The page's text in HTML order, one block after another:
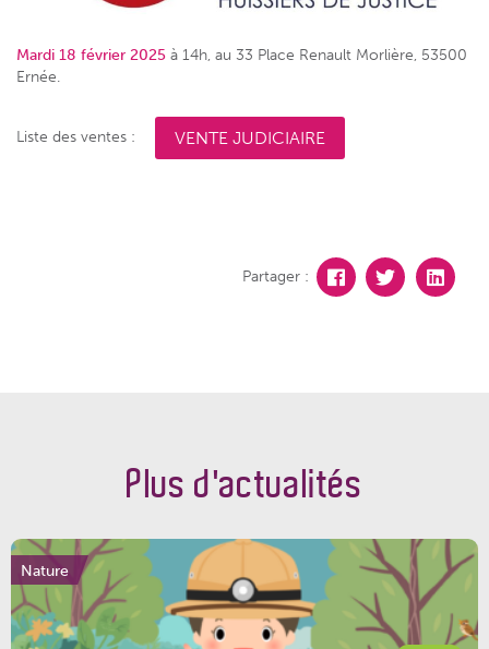
Mardi 18 février 2025 à 14h, au 33 Place Renault Morlière, 53500
Ernée.
Liste des ventes : VENTE JUDICIAIRE
Partager :
Plus d'actualités
Nature